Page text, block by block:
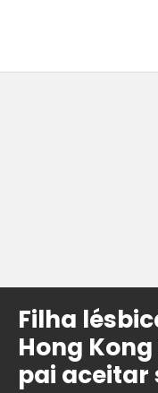
Filha
Hong
pai aceitar